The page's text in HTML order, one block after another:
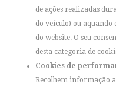
de ações realizadas
do veículo) ou
do website. O seu
desta categoria de
Cookies de
Recolhem informação